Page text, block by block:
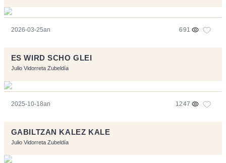
2026-03-25an 691
ES WIRD SCHO GLEI
Julio Vidorreta Zubeldía
2025-10-18an 1247
GABILTZAN KALEZ KALE
Julio Vidorreta Zubeldía